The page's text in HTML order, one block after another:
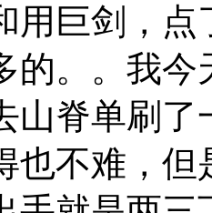
用巨剑，
的。。我
山脊单刷
也不难，